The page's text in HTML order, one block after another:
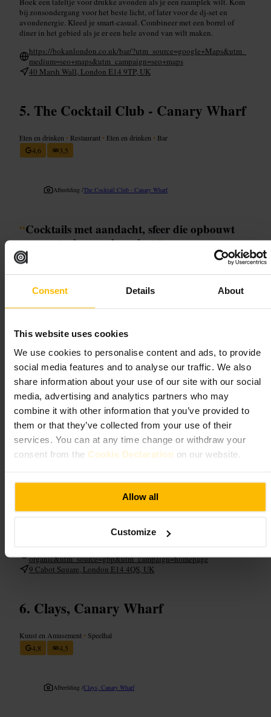
Consent Details About
This website uses cookies
We use cookies to personalise content and ads, to provide
social media features and to analyse our traffic. We also
share information about your use of our site with our social
media, advertising and analytics partners who may
combine it with other information that you’ve provided to
them or that they’ve collected from your use of their
services. You can at any time change or withdraw your
consent from the Cookie Declaration on our website.
Allow all
Customize
bij zonsondergang voor het beste licht, of later voor de dj-set en
avondenergie. Kleed je smart-casual. Combineer met een borrel of
diner in het gebied als je er een hele avond van wilt maken.
https://bokanlondon.co.uk/bar/?utm_source=google+Maps&utm_
medium=seo+maps&utm_campaign=seo+maps
40 Marsh Wall, London E14 9TP, UK
The Cocktail Club - Canary Wharf
Eten en drinken • Restaurant • Eten en drinken • Bar
4,6
3,5
Afbeelding /The Cocktail Club - Canary Wharf
“Cocktails met aandacht, sfeer die opbouwt
naarmate de avond vordert.”
Geschikt voor
Bekwaam en vriendelijk barpersoneel dat veel kennis over dranken
heeft. Geen volledige keuken, hier draait alles om cocktails. Dranken
neigen naar het klassieke en soms zoetere profiel, dus vraag gerust om
aanpassing. Interieur is modern en geschikt voor zowel koppels als
groepen en zakelijke afspraken buiten kantooruren.
Plan uw bezoek
om een minder zoete variant als je dat prefereert. Eet eerst ergens
anders of plan een stop na het drinken, want er is geen maaltijdoptie ter
organic&utm_source=gbp&utm_campaign=homepage
9 Cabot Square, London E14 4QS, UK
Clays, Canary Wharf
Kunst en Amusement • Speelhal
4,8
4,5
Afbeelding /Clays, Canary Wharf